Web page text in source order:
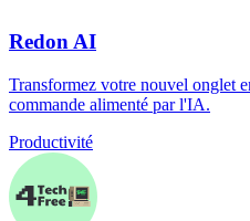
Redon AI
Transformez votre nouvel onglet
commande alimenté par l'IA.
Productivité